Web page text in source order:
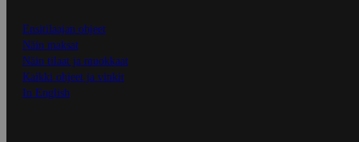
Ensitilaajan ohjeet
Näin maksat
Näin tilaat ja muokkaat
Kaikki ohjeet ja vinkit
In English